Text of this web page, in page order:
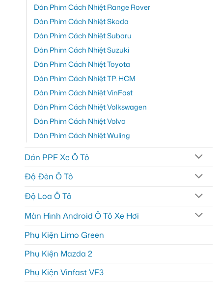
Dán Phim Cách Nhiệt Range Rover
Dán Phim Cách Nhiệt Skoda
Dán Phim Cách Nhiệt Subaru
Dán Phim Cách Nhiệt Suzuki
Dán Phim Cách Nhiệt Toyota
Dán Phim Cách Nhiệt TP. HCM
Dán Phim Cách Nhiệt VinFast
Dán Phim Cách Nhiệt Volkswagen
Dán Phim Cách Nhiệt Volvo
Dán Phim Cách Nhiệt Wuling
Dán PPF Xe Ô Tô
Độ Đèn Ô Tô
Độ Loa Ô Tô
Màn Hình Android Ô Tô Xe Hơi
Phụ Kiện Limo Green
Phụ Kiện Mazda 2
Phụ Kiện Vinfast VF3